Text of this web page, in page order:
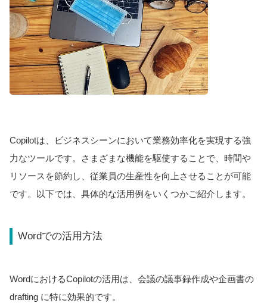
Copilotは、ビジネスシーンにおいて業務効率化を実現する強
力なツールです。さまざまな機能を駆使することで、時間や
リソースを節約し、従業員の生産性を向上させることが可能
です。以下では、具体的な活用例をいくつかご紹介します。
Wordでの活用方法
WordにおけるCopilotの活用は、会議の議事録作成や企画書の
drafting に特に効果的です。